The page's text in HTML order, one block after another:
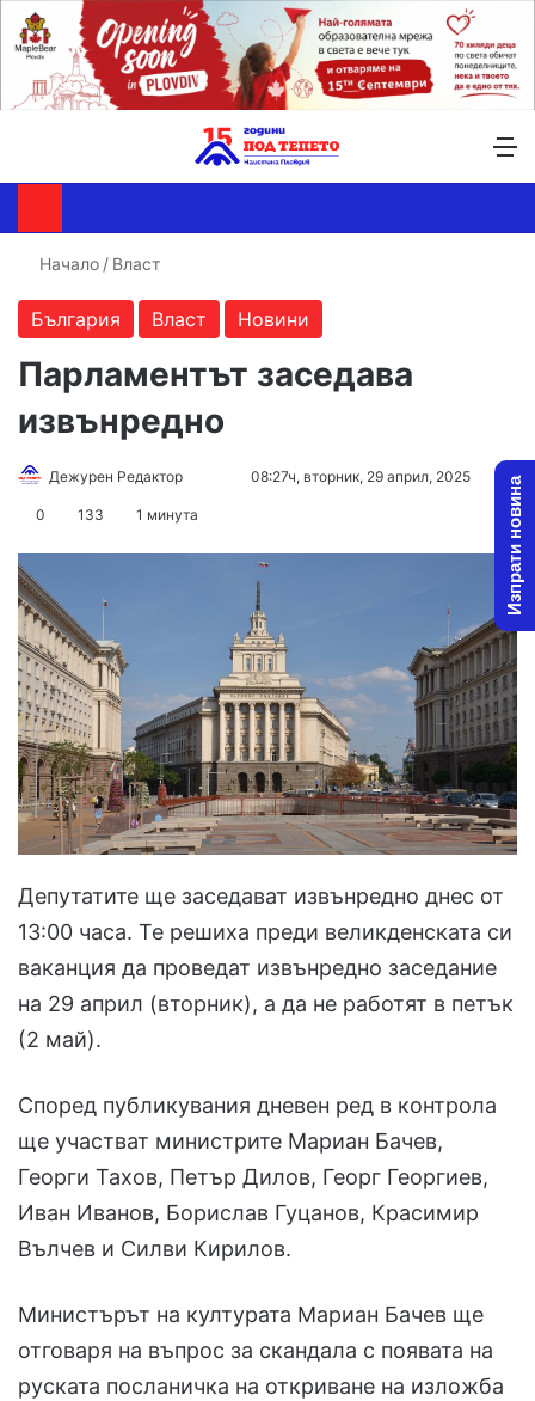
Начало / Власт
България Власт Новини
Парламентът заседава
извънредно
Дежурен Редактор
Send08:27ч, вторник, 29 април, 2025
0 133 1 минута
Депутатите ще заседават извънредно днес от
13:00 часа. Те решиха преди великденската си
ваканция да проведат извънредно заседание
на 29 април (вторник), а да не работят в петък
(2 май).
Според публикувания дневен ред в контрола
ще участват министрите Мариaн Бачев,
Георги Тахов, Петър Дилов, Георг Георгиев,
Иван Иванов, Борислав Гуцанов, Красимир
Вълчев и Силви Кирилов.
Министърът на културата Мариaн Бачев ще
отговаря на въпрос за скандала с появата на
руската посланичка на откриване на изложба
Изпрати новина